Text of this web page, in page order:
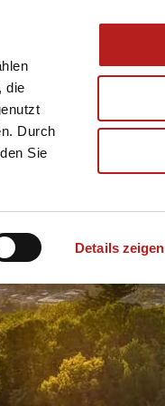
die
Durch
Sie
Details zeigen